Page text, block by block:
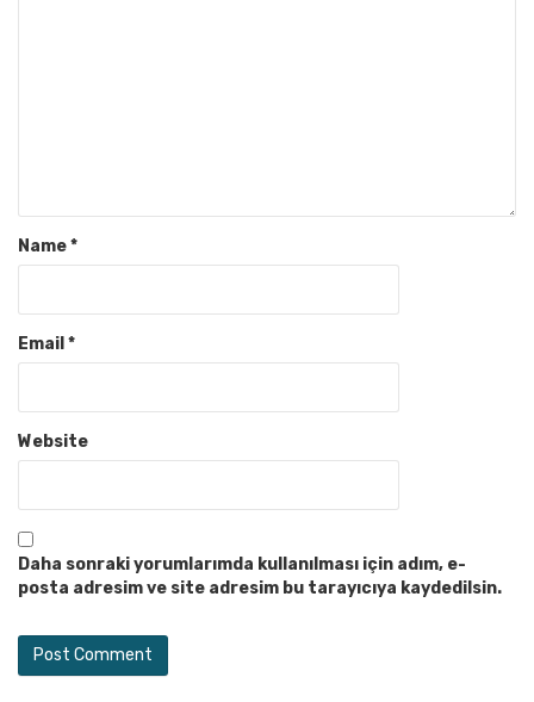
Name*
Email *
Website
Daha sonraki yorumlarımda kullanılması için adım, e-
posta adresim ve site adresim bu tarayıcıya kaydedilsin.